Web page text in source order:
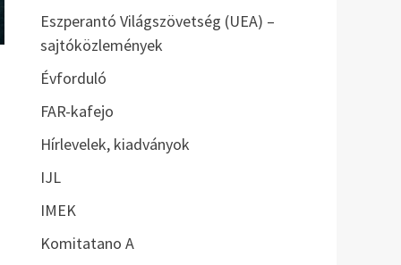
Eszperantó Világszövetség (UEA) –
sajtóközlemények
Évforduló
FAR-kafejo
Hírlevelek, kiadványok
IJL
IMEK
Komitatano A